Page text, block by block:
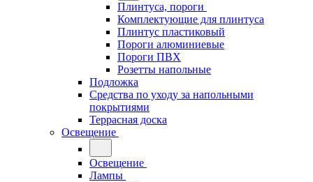
Плинтуса, пороги
Комплектующие для плинтуса
Плинтус пластиковый
Пороги алюминиевые
Пороги ПВХ
Розетты напольные
Подложка
Средства по уходу за напольными
покрытиями
Террасная доска
Освещение
Освещение
Лампы